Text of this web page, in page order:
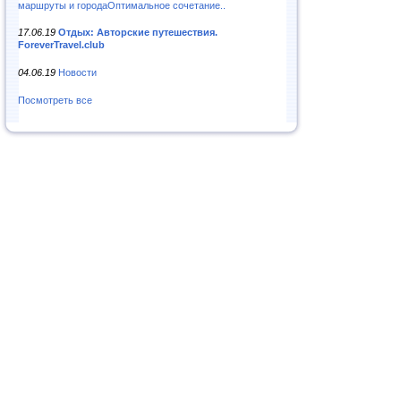
маршруты и городаОптимальное сочетание..
17.06.19 Отдых: Авторские путешествия.
ForeverTravel.club
04.06.19 Новости
Посмотреть все